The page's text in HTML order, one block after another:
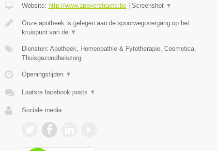
Website: http://www.apoverstraete.be | Screenshot ▼
Onze apotheek is gelegen aan de spoorwegovergang op het
kruispunt van de ▼
Diensten: Apotheek, Homeopathie & Fytotherapie, Cosmetica,
Thuisgezondheiszorg
Openingstijden ▼
Laatste facebook posts ▼
Sociale media: